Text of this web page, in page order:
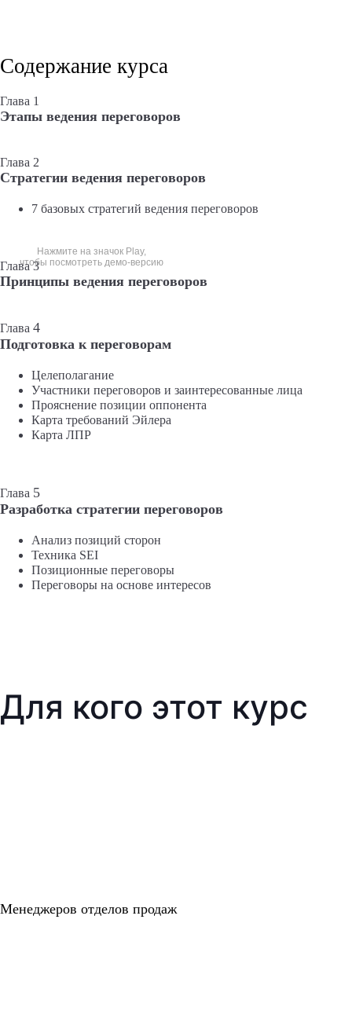
Нажмите на значок Play,
чтобы посмотреть демо-версию
Содержание курса
Глава 1
Этапы ведения переговоров
Глава 2
Стратегии ведения переговоров
7 базовых стратегий ведения переговоров
Глава 3
Принципы ведения переговоров
Глава 4
Подготовка к переговорам
Целеполагание
Участники переговоров и заинтересованные лица
Прояснение позиции оппонента
Карта требований Эйлера
Карта ЛПР
Глава 5
Разработка стратегии переговоров
Анализ позиций сторон
Техника SEI
Позиционные переговоры
Переговоры на основе интересов
Для кого этот курс
Менеджеров отделов продаж